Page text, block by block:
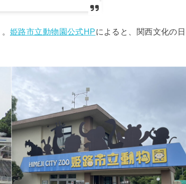
。姫路市立動物園公式HPによると、関西文化の日